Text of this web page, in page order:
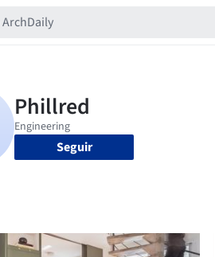
Seguir